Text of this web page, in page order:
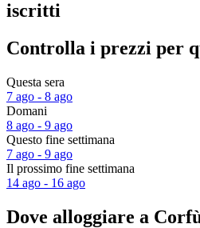
iscritti
Controlla i prezzi per
Questa sera
7 ago - 8 ago
Domani
8 ago - 9 ago
Questo fine settimana
7 ago - 9 ago
Il prossimo fine settimana
14 ago - 16 ago
Dove alloggiare a